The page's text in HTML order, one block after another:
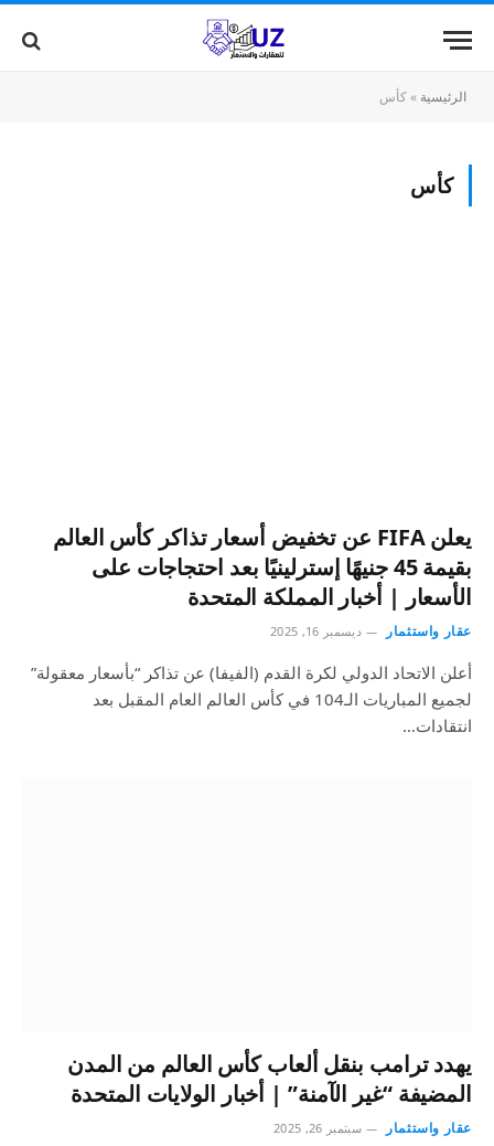
الرئيسية »كأس
كأس
يعلن FIFA عن تخفيض أسعار تذاكر كأس العالم
بقيمة 45 جنيهًا إسترلينيًا بعد احتجاجات على
الأسعار | أخبار المملكة المتحدة
عقار واستثمار ديسمبر 16, 2025
أعلن الاتحاد الدولي لكرة القدم (الفيفا) عن تذاكر “بأسعار معقولة”
لجميع المباريات الـ104 في كأس العالم العام المقبل بعد
انتقادات…
يهدد ترامب بنقل ألعاب كأس العالم من المدن
المضيفة “غير الآمنة” | أخبار الولايات المتحدة
عقار واستثمار سبتمبر 26, 2025